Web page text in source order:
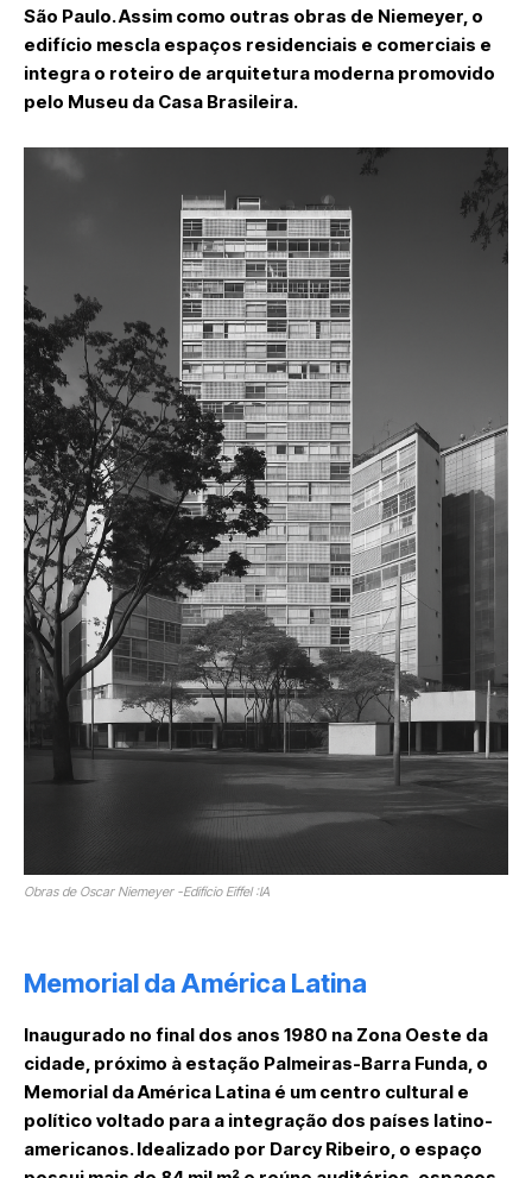
São Paulo. Assim como outras obras de Niemeyer, o
edifício mescla espaços residenciais e comerciais e
integra o roteiro de arquitetura moderna promovido
pelo Museu da Casa Brasileira.
Obras de Oscar Niemeyer -Edifício Eiffel :IA
Memorial da América Latina
Inaugurado no final dos anos 1980 na Zona Oeste da
cidade, próximo à estação Palmeiras-Barra Funda, o
Memorial da América Latina é um centro cultural e
político voltado para a integração dos países latino-
americanos. Idealizado por Darcy Ribeiro, o espaço